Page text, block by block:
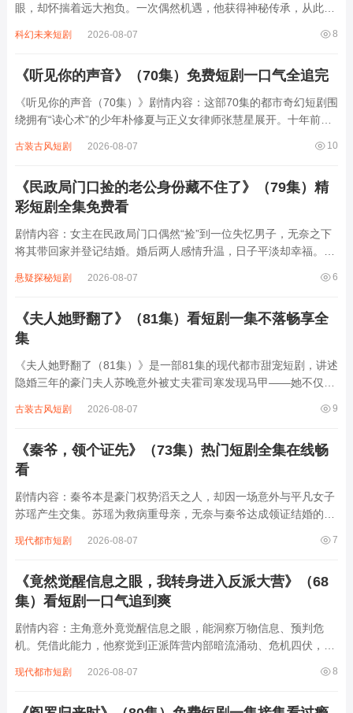
眼，却怀揣着远大抱负。一次偶然机遇，他获得神秘传承，从此人
与各方势力斗智斗勇，化解重重危机，打造出商业帝国。感情上，
8
科幻未来短剧 2026-08-07
《听见你的声音》（70集）免费短剧一口气全追完
《听见你的声音（70集）》剧情内容：这部70集的都市奇幻短剧围
绕拥有“读心术”的少年朴修夏与正义女律师张慧星展开。十年前，
年龄太小无法为父亲作证。十年后，已成为律师的慧星意外卷入修
10
古装古风短剧 2026-08-07
《民政局门口捡的老公身份藏不住了》（79集）精
彩短剧全集免费看
剧情内容：女主在民政局门口偶然“捡”到一位失忆男子，无奈之下
将其带回家并登记结婚。婚后两人感情升温，日子平淡却幸福。然
人，背后有着复杂的商业斗争和家族恩怨。随着身份逐渐暴露，各
6
悬疑探秘短剧 2026-08-07
《夫人她野翻了》（81集）看短剧一集不落畅享全
集
《夫人她野翻了（81集）》是一部81集的现代都市甜宠短剧，讲述
隐婚三年的豪门夫人苏晚意外被丈夫霍司寒发现马甲——她不仅是
为自己掌控全局时，苏晚却用一场精心策划的“离婚局”反将一军，
9
古装古风短剧 2026-08-07
《秦爷，领个证先》（73集）热门短剧全集在线畅
看
剧情内容：秦爷本是豪门权势滔天之人，却因一场意外与平凡女子
苏瑶产生交集。苏瑶为救病重母亲，无奈与秦爷达成领证结婚的交
恩怨不断涌现，各方势力觊觎秦家产业，试图破坏他们的感情。苏
7
现代都市短剧 2026-08-07
《竟然觉醒信息之眼，我转身进入反派大营》（68
集）看短剧一口气追到爽
剧情内容：主角意外竟觉醒信息之眼，能洞察万物信息、预判危
机。凭借此能力，他察觉到正派阵营内部暗流涌动、危机四伏，而
派大营。在这充满算计与阴谋的地方，他凭借信息之眼一次次识破
8
现代都市短剧 2026-08-07